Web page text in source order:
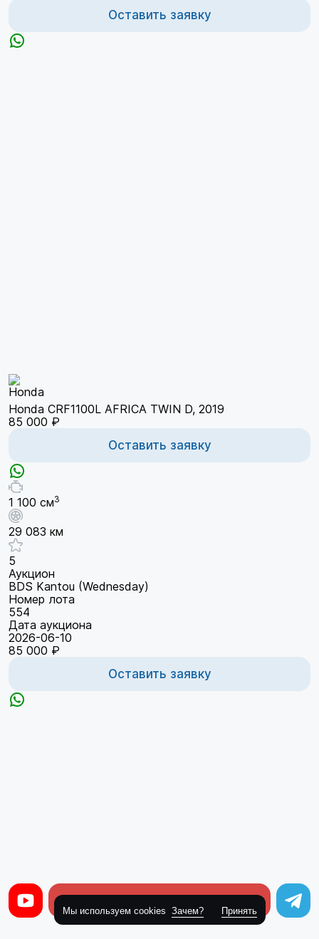
Оставить заявку
Honda CRF1100L AFRICA TWIN D, 2019
85 000 ₽
Оставить заявку
1 100 см3
29 083 км
5
Аукцион
BDS Kantou (Wednesday)
Номер лота
554
Дата аукциона
2026-06-10
85 000 ₽
Оставить заявку
Мы используем cookies Зачем? Принять